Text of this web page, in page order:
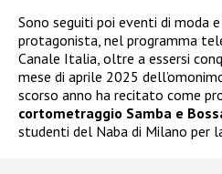
Sono seguiti poi eventi di moda
protagonista, nel programma
Canale Italia, oltre a essersi
mese di aprile 2025
scorso anno ha recitato come
cortometraggio Samba e
studenti del Naba di Milano per